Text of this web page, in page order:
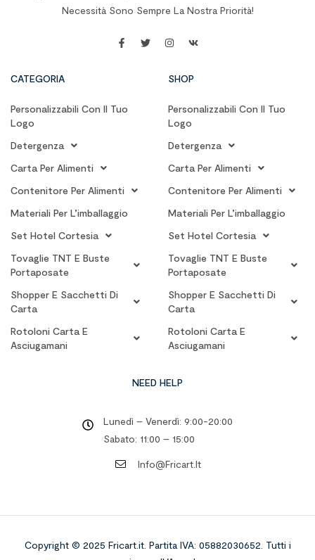
Necessità Sono Sempre La Nostra Priorità!
CATEGORIA
Personalizzabili Con Il Tuo
Logo
Detergenza
Carta Per Alimenti
Contenitore Per Alimenti
Materiali Per L’imballaggio
Set Hotel Cortesia
Tovaglie TNT E Buste
Portaposate
Shopper E Sacchetti Di
Carta
Rotoloni Carta E
Asciugamani
SHOP
Personalizzabili Con Il Tuo
Logo
Detergenza
Carta Per Alimenti
Contenitore Per Alimenti
Materiali Per L’imballaggio
Set Hotel Cortesia
Tovaglie TNT E Buste
Portaposate
Shopper E Sacchetti Di
Carta
Rotoloni Carta E
Asciugamani
NEED HELP
Lunedì – Venerdì: 9:00-20:00
Sabato: 11:00 – 15:00
Info@fricart.it
Copyright © 2025 Fricart.it. Partita IVA: 05882030652. Tutti i